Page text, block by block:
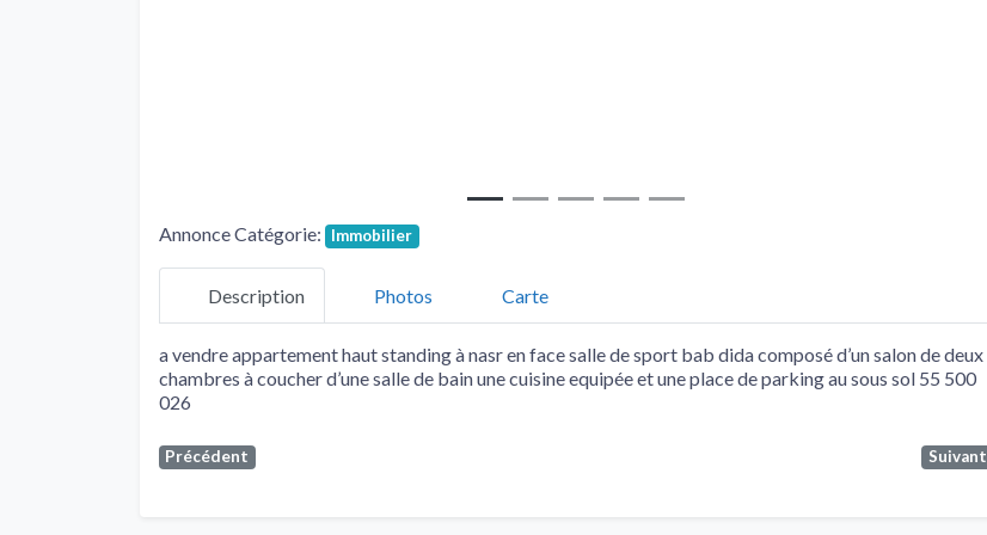
Annonce Catégorie: Immobilier
Description Photos Carte
a vendre appartement haut standing à nasr en face salle de sport bab dida composé d’un salon de deux
chambres à coucher d’une salle de bain une cuisine equipée et une place de parking au sous sol 55 500
026
Précédent Suivant